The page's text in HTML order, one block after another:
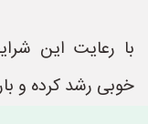
با رعایت این
خوبی رشد کرده و